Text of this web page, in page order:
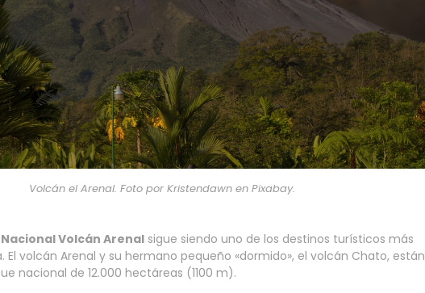
Volcán el Arenal. Foto por Kristendawn en Pixabay.
Volcán Arenal sigue siendo uno de los destinos turísticos más
El volcán Arenal y su hermano pequeño «dormido», el volcán Chato, están
nacional de 12.000 hectáreas (1100 m).